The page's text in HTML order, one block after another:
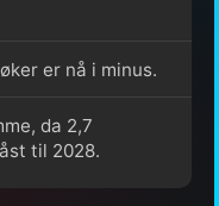
er nå i minus.
da 2,7
til 2028.